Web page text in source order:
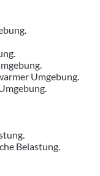
Umgebung.
Belastung.